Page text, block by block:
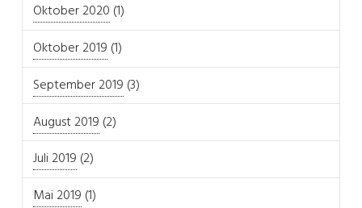
Oktober 2020 (1)
Oktober 2019 (1)
September 2019 (3)
August 2019 (2)
Juli 2019 (2)
Mai 2019 (1)